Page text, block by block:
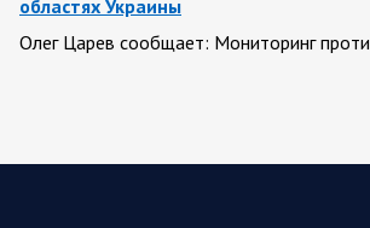
областях Украины
Олег Царев сообщает: Мониторинг
08.08.2026 10:05
Спецоперация